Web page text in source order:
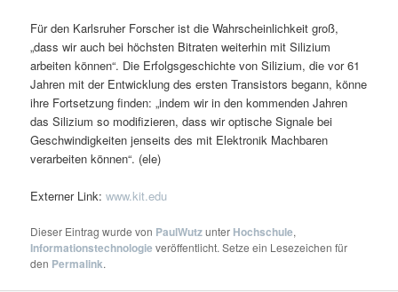
Für den Karlsruher Forscher ist die Wahrscheinlichkeit groß,
„dass wir auch bei höchsten Bitraten weiterhin mit Silizium
arbeiten können“. Die Erfolgsgeschichte von Silizium, die vor 61
Jahren mit der Entwicklung des ersten Transistors begann, könne
ihre Fortsetzung finden: „indem wir in den kommenden Jahren
das Silizium so modifizieren, dass wir optische Signale bei
Geschwindigkeiten jenseits des mit Elektronik Machbaren
verarbeiten können“. (ele)
Externer Link:www.kit.edu
Dieser Eintrag wurde von PaulWutzunter Hochschule,
Informationstechnologie veröffentlicht. Setze ein Lesezeichen für
den Permalink.